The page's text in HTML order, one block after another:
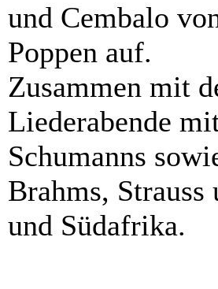
und Cembalo
Poppen auf.
Zusammen mit
Liederabende
Schumanns
Brahms,
und Südafrika.